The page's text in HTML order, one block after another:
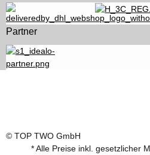
Partner
© TOP TWO GmbH
* Alle Preise inkl. gesetzlicher